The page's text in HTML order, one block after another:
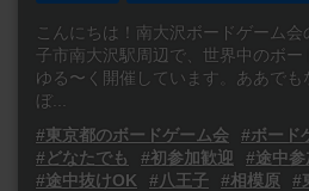
こんにちは！南大沢ボードゲーム
子市南大沢駅周辺で、世界中のボ
ゆる〜く開催しています。ああでも
ぼ...
#東京都のボードゲーム会
#ボード
#どなたでも
#初参加歓迎 #途中参
#途中抜けOK
#八王子 #相模原 #